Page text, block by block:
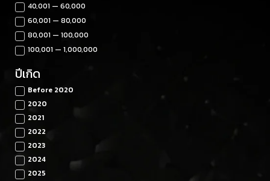
40,001 — 60,000
60,001 — 80,000
80,001 — 100,000
100,001 — 1,000,000
ปีเกิด
Before 2020
2020
2021
2022
2023
2024
2025